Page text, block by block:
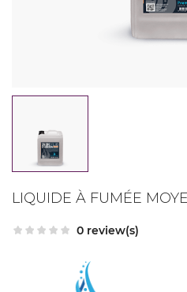
LIQUIDE À FUMÉE
0 review(s)